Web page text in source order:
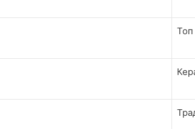
Топ